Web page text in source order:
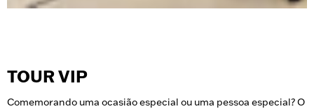
TOUR VIP
Comemorando uma ocasião especial ou uma pessoa especial? O